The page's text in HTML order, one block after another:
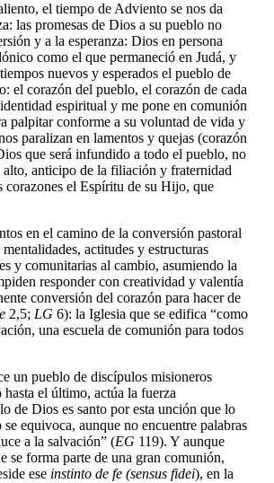
el tiempo de Adviento se nos da
las promesas de Dios a su pueblo no
y a la esperanza: Dios en persona
como el que permaneció en Judá, y
nuevos y esperados el pueblo de
el corazón del pueblo, el corazón de cada
espiritual y me pone en comunión
palpitar conforme a su voluntad de vida y
paralizan en lamentos y quejas (corazón
que será infundido a todo el pueblo, no
anticipo de la filiación y fraternidad
el Espíritu de su Hijo, que
en el camino de la conversión pastoral
actitudes y estructuras
y comunitarias al cambio, asumiendo la
responder con creatividad y valentía
conversión del corazón para hacer de
2,5; LG 6): la Iglesia que se edifica “como
una escuela de comunión para todos
un pueblo de discípulos misioneros
el último, actúa la fuerza
de Dios es santo por esta unción que lo
equivoca, aunque no encuentre palabras
a la salvación” (EG 119). Y aunque
se forma parte de una gran comunión,
ese instinto de fe (sensus fidei), en la